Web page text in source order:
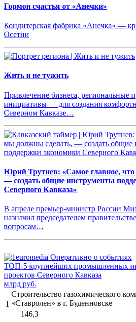
Гормон счастья от «Анечки»
Кондитерская фабрика «Анечка» —
Осетии
Жить и не тужить
Привлечение бизнеса, региональные
инициативы — для создания
Северном Кавказе…
Юрий Трутнев: «Самое главное,
— создать общие инструменты
Северного Кавказа»
В апреле премьер-министр России
назначил председателем
вопросам…
ТОП-5 крупнейших промышленных
проектов Северного Кавказа
млрд руб.
1
Строительство газохимического
«Ставролен» в г. Буденновске
146,3